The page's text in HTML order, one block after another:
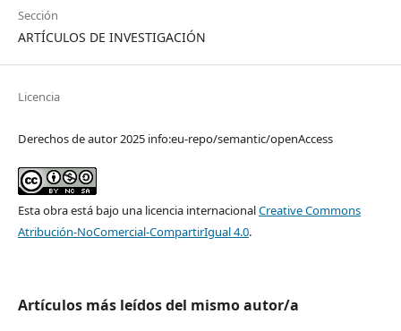
Sección
ARTÍCULOS DE INVESTIGACIÓN
Licencia
Derechos de autor 2025 info:eu-repo/semantic/openAccess
Esta obra está bajo una licencia internacionalCreative Commons
Atribución-NoComercial-CompartirIgual 4.0.
Artículos más leídos del mismo autor/a